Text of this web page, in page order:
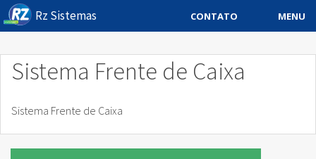
Rz Sistemas CONTATO MENU
Sistemas Especificos
Blog
Sistema Frente de Caixa
Sistema Frente de Caixa